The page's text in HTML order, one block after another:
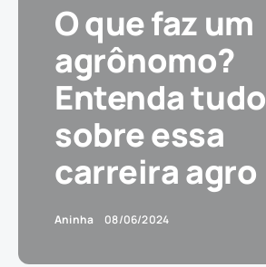
O que faz um
agrônomo?
Entenda tudo
sobre essa
carreira agro
Aninha 08/06/2024